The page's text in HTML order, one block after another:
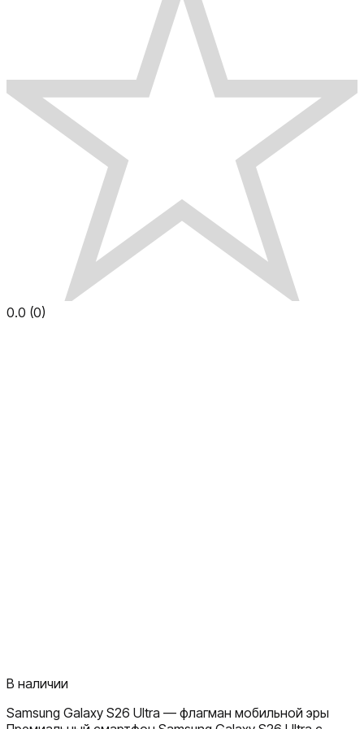
0.0 (0)
В наличии
Samsung Galaxy S26 Ultra — флагман мобильной эры